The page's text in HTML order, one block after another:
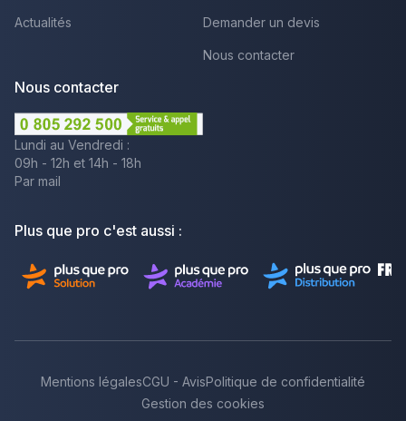
Actualités Demander un devis
Nous contacter
Nous contacter
Lundi au Vendredi :
09h - 12h et 14h - 18h
Par mail
Plus que pro c'est aussi :
Mentions légalesCGU - AvisPolitique de confidentialité
Gestion des cookies